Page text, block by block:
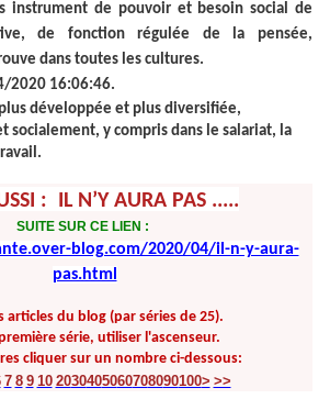
instrument de pouvoir et besoin social de
de fonction régulée de la pensée,
dans toutes les cultures.
2020 16:06:46.
développée et plus diversifiée,
socialement, y compris dans le salariat, la
: IL N’Y AURA PAS .....
SUITE SUR CE LIEN :
blog.com/2020/04/il-n-y-aura-
pas.html
articles du blog (par séries de 25).
série, utiliser l'ascenseur.
cliquer sur un nombre ci-dessous:
7 8 9 10 2030405060708090100> >>